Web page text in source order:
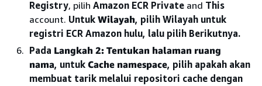
Registry, pilih Amazon ECR Private and This
account. Untuk Wilayah, pilih Wilayah untuk
registri ECR Amazon hulu, lalu pilih Berikutnya.
Pada Langkah 2: Tentukan halaman ruang
nama, untuk Cache namespace, pilih apakah akan
membuat tarik melalui repositori cache dengan